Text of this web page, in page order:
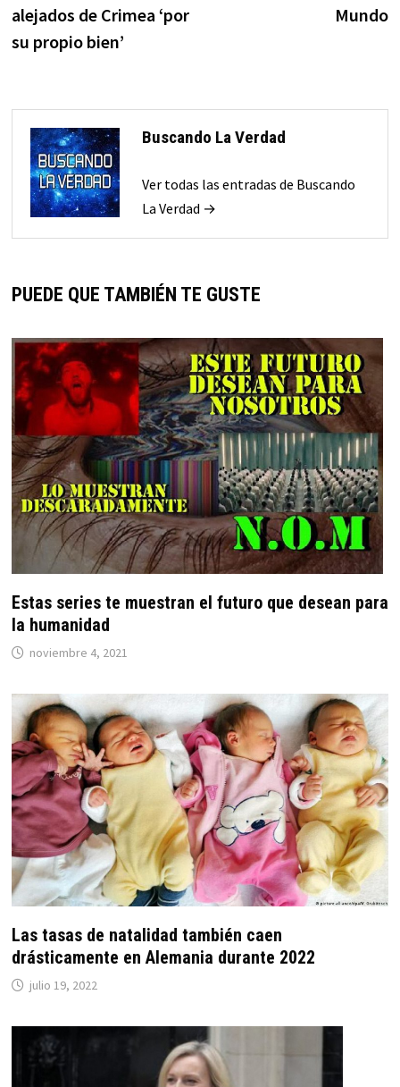
alejados de Crimea ‘por
su propio bien’
Mundo
Buscando La Verdad
Ver todas las entradas de Buscando
La Verdad →
PUEDE QUE TAMBIÉN TE GUSTE
Estas series te muestran el futuro que desean para
la humanidad
noviembre 4, 2021
Las tasas de natalidad también caen
drásticamente en Alemania durante 2022
julio 19, 2022